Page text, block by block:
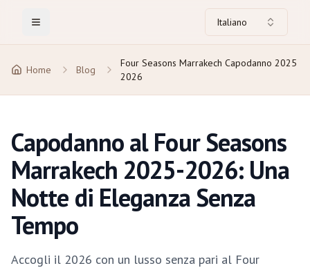
Toggle Menu Italiano
Home Blog
Four Seasons Marrakech Capodanno 2025
2026
Capodanno al Four Seasons
Marrakech 2025-2026: Una
Notte di Eleganza Senza
Tempo
Accogli il 2026 con un lusso senza pari al Four